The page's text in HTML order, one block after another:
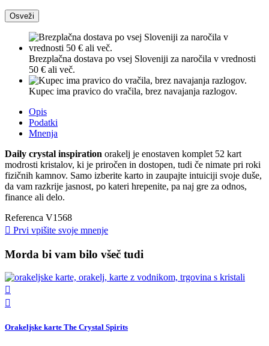
Brezplačna dostava po vsej Sloveniji za naročila v vrednosti
50 € ali več.
Kupec ima pravico do vračila, brez navajanja razlogov.
Opis
Podatki
Mnenja
Daily crystal inspiration orakelj je enostaven komplet 52 kart
modrosti kristalov, ki je priročen in dostopen, tudi če nimate pri roki
fizičnih kamnov. Samo izberite karto in zaupajte intuiciji svoje duše,
da vam razkrije jasnost, po kateri hrepenite, pa naj gre za odnos,
finance ali delo.
Referenca V1568
 Prvi vpišite svoje mnenje
Morda bi vam bilo všeč tudi


Orakeljske karte The Crystal Spirits